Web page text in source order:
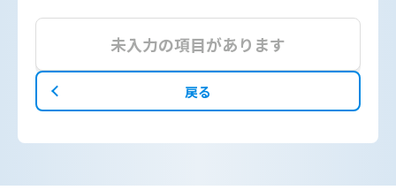
未入力の項目があります
戻る